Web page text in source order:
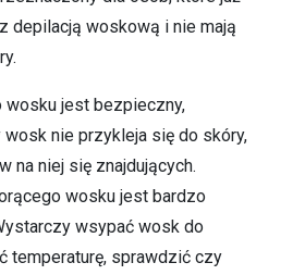
depilacją woskową i nie mają
wosku jest bezpieczny,
nie przykleja się do skóry,
na niej się znajdujących.
wosku jest bardzo
wsypać wosk do
temperaturę, sprawdzić czy